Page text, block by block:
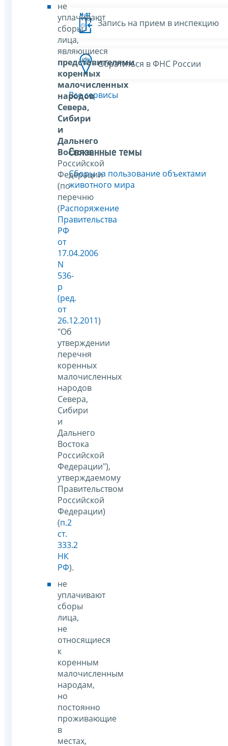
не
уплачивают
сборы
лица,
являющиеся
представителями
коренных
малочисленных
народов
Севера,
Сибири
и
Дальнего
Востока
Российской
Федерации
(по
перечню
(Распоряжение
Правительства
РФ
от
17.04.2006
N
536-
р
(ред.
от
26.12.2011)
"Об
утверждении
перечня
коренных
малочисленных
народов
Севера,
Сибири
и
Дальнего
Востока
Российской
Федерации"),
утверждаемому
Правительством
Российской
Федерации)
(п.2
ст.
333.2
НК
РФ).
не
уплачивают
сборы
лица,
не
относящиеся
к
коренным
малочисленным
народам,
но
постоянно
проживающие
в
местах,
Запись на прием в инспекцию
Обратиться в ФНС России
Все сервисы
Связанные темы
Сборы за пользование объектами
животного мира